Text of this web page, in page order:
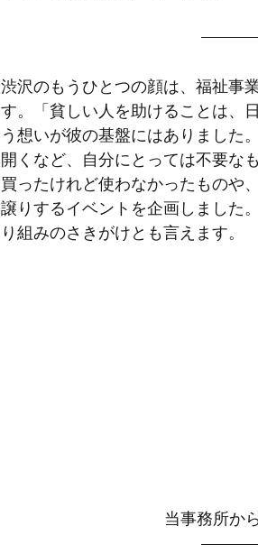
渋沢のもうひとつの顔は、福祉事
す。「貧しい人を助けることは、
う想いが彼の基盤にはありました
開くなど、自分にとっては不要な
買ったけれど使わなかったものや
譲りするイベントを企画しました
り組みのさきがけとも言えます。
当事務所か